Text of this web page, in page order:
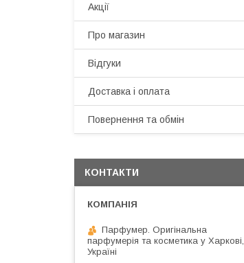
Акції
Про магазин
Відгуки
Доставка і оплата
Повернення та обмін
КОНТАКТИ
Парфумер. Оригінальна
парфумерія та косметика у Харкові,
Україні